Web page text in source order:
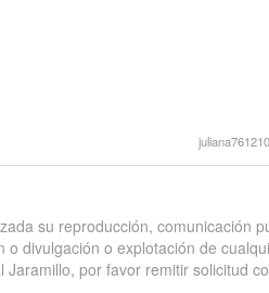
su reproducción, comunicación
divulgación o explotación de
por favor remitir solicitud